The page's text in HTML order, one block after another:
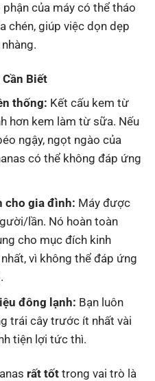
phận của máy có thể tháo
chén, giúp việc dọn dẹp
Biết
thống: Kết cấu kem từ
hơn kem làm từ sữa. Nếu
ngậy, ngọt ngào của
có thể không đáp ứng
cho gia đình: Máy được
lần. Nó hoàn toàn
cho mục đích kinh
vì không thể đáp ứng
đông lạnh: Bạn luôn
trái cây trước ít nhất vài
tiện lợi tức thì.
rất tốt trong vai trò là